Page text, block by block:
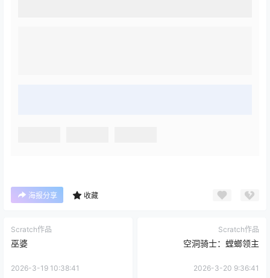
海报分享 收藏
Scratch作品
巫婆
2026-3-19 10:38:41
Scratch作品
空洞骑士：螳螂领主
2026-3-20 9:36:41